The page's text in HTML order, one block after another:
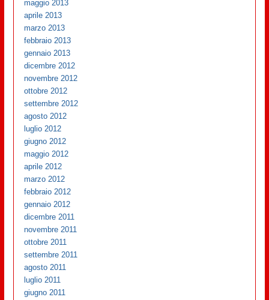
maggio 2013
aprile 2013
marzo 2013
febbraio 2013
gennaio 2013
dicembre 2012
novembre 2012
ottobre 2012
settembre 2012
agosto 2012
luglio 2012
giugno 2012
maggio 2012
aprile 2012
marzo 2012
febbraio 2012
gennaio 2012
dicembre 2011
novembre 2011
ottobre 2011
settembre 2011
agosto 2011
luglio 2011
giugno 2011